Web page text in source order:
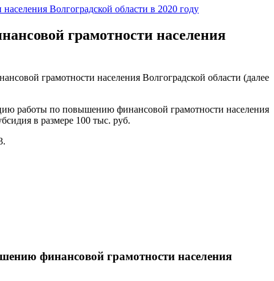
Волгоградской области в 2020 году
грамотности населения
грамотности населения Волгоградской области (далее
работы по повышению финансовой грамотности населения
в размере 100 тыс. руб.
финансовой грамотности населения